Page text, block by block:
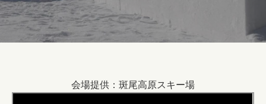
会場提供：斑尾高原スキー場